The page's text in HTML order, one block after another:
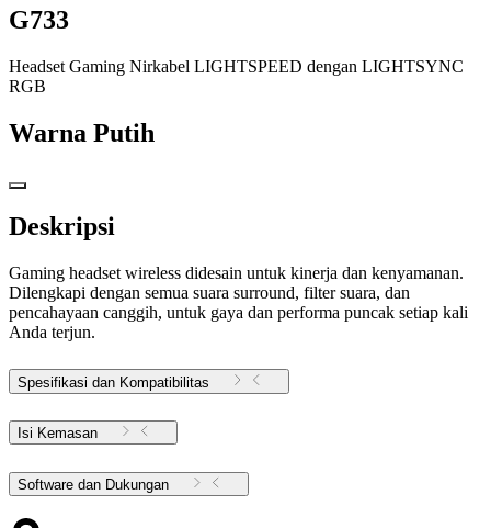
G733
Headset Gaming Nirkabel LIGHTSPEED dengan LIGHTSYNC
RGB
Warna Putih
Deskripsi
Gaming headset wireless didesain untuk kinerja dan kenyamanan.
Dilengkapi dengan semua suara surround, filter suara, dan
pencahayaan canggih, untuk gaya dan performa puncak setiap kali
Anda terjun.
Spesifikasi dan Kompatibilitas
Isi Kemasan
Software dan Dukungan